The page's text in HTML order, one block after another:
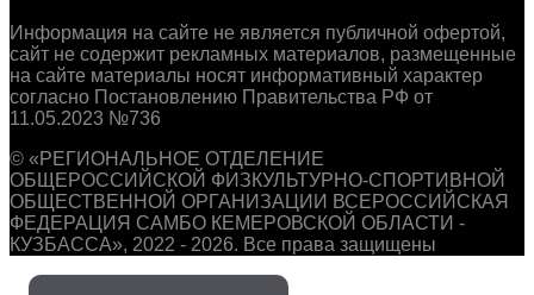
Информация на сайте не является публичной офертой,
сайт не содержит рекламных материалов, размещенные
на сайте материалы носят информативный характер
согласно Постановлению Правительства РФ от
11.05.2023 №736
© «РЕГИОНАЛЬНОЕ ОТДЕЛЕНИЕ
ОБЩЕРОССИЙСКОЙ ФИЗКУЛЬТУРНО-СПОРТИВНОЙ
ОБЩЕСТВЕННОЙ ОРГАНИЗАЦИИ ВСЕРОССИЙСКАЯ
ФЕДЕРАЦИЯ САМБО КЕМЕРОВСКОЙ ОБЛАСТИ -
КУЗБАССА», 2022 - 2026. Все права защищены